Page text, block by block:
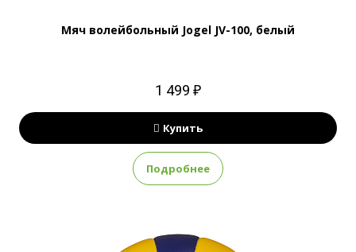
Мяч волейбольный Jogel JV-100, белый
1 499 ₽
Купить
Подробнее